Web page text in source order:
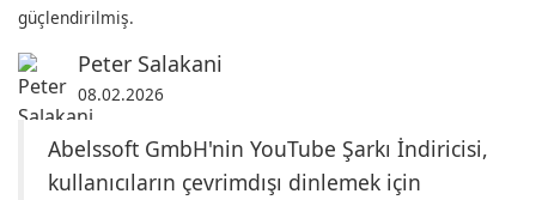
güçlendirilmiş.
Peter Salakani
08.02.2026
Abelssoft GmbH'nin YouTube Şarkı İndiricisi,
kullanıcıların çevrimdışı dinlemek için